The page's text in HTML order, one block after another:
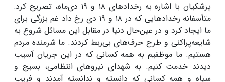
پزشکیان با اشاره به رخدادهای ۱۸ و ۱۹ دی‌ماه، تصریح کرد:
متأسفانه رخدادهایی که در ۱۸ و ۱۹ دی رخ داد غم بزرگی برای
ما ایجاد کرد و در عین‌حال دنیا در مقابل این مسائل شروع به
شایعه‌پراکنی و طرح حرف‌های بی‌ربط کردند. ما شرمنده مردم
هستیم. ما موظفیم به همه کسانی که در این جریان آسیب
دیدند خدمت کنیم. به شهدای نیروهای انتظامی، بسیج و
سپاه و همه کسانی که دانسته و ندانسته آمدند و فریب